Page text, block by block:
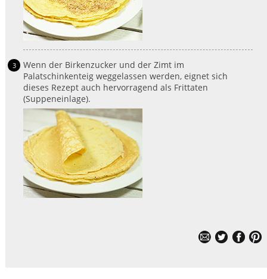
Wenn der Birkenzucker und der Zimt im
Palatschinkenteig weggelassen werden, eignet sich
dieses Rezept auch hervorragend als Frittaten
(Suppeneinlage).